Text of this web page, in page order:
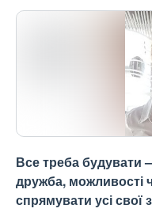
Все треба будувати
дружба, можливості
спрямувати усі